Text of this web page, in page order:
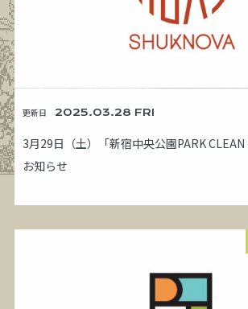
更新日 2025.03.28 FRI
3月29日（土）「新宿中央公園PARK
お知らせ